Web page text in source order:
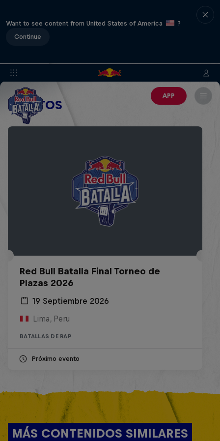
Want to see content from United States of America
?
Continue
APP
EVENTOS
Red Bull Batalla Final Torneo de
Plazas 2026
19 Septiembre 2026
Lima, Peru
BATALLAS DE RAP
Próximo evento
MÁS CONTENIDOS SIMILARES